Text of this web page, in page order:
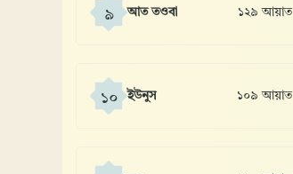
৯ আত তওবা ১২৯ আয়াত
১০ ইউনুস ১০৯ আয়াত